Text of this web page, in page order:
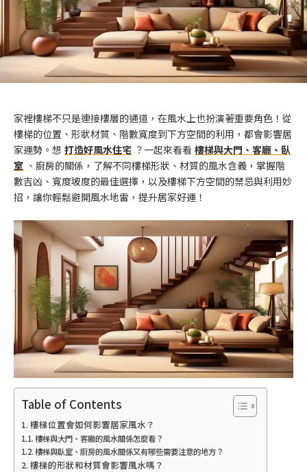
家裡樓梯不只是連接樓層的通道，在風水上也扮演著重要角色！從
樓梯的位置、形狀材質、階數寬度到下方空間的利用，都會影響居
家運勢。想 打造好風水住宅 ？一起來看看 樓梯與大門、客廳、臥
室 、廚房的關係，了解不同樓梯形狀、材質的風水含義，掌握階
數吉凶、寬度坡度的最佳選擇，以及樓梯下方空間的禁忌與利用妙
招，讓你輕鬆避開風水地雷，提升居家好運！
Table of Contents
樓梯位置會如何影響居家風水？
樓梯與大門、客廳的風水關係怎麼看？
樓梯與臥室、廚房的風水關係又有哪些需要注意的地方？
樓梯的形狀和材質會影響風水嗎？